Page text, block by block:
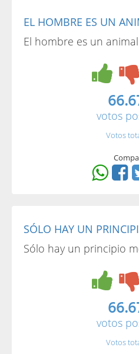
EL HOMBRE ES UN
El hombre es un
votos
Votos
SÓLO HAY UN
Sólo hay un principio
votos
Votos